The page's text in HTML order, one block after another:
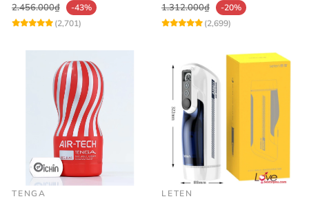
2.456.000₫
-43%
(2,701)
1.312.000₫
-20%
(2,699)
TENGA LETEN